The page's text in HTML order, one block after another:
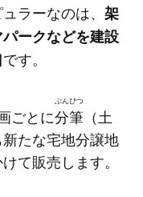
ラーなのは、 架
ークなどを建設
です。
ごとに分筆
ぶんぴつ
（土
たな宅地分譲地
て販売します。